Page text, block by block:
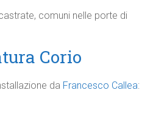
comuni nelle porte di
Corio
da Francesco Callea: